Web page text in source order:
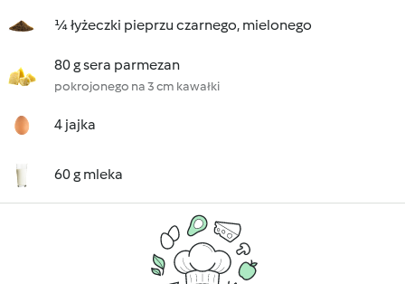
¼ łyżeczki pieprzu czarnego, mielonego
80 g sera parmezan
pokrojonego na 3 cm kawałki
4 jajka
60 g mleka